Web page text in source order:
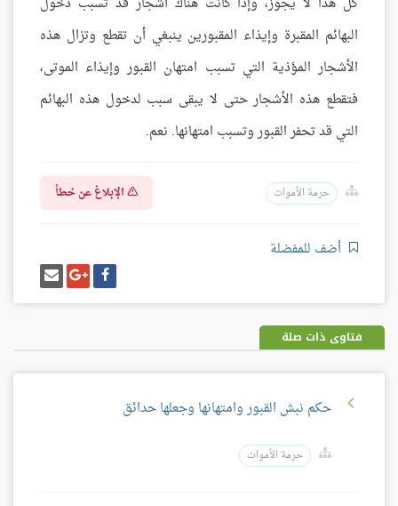
البهائم المقبرة وإيذاء المقبورين ينبغي أن تقطع وتزال هذه
الأشجار المؤذية التي تسبب امتهان القبور وإيذاء الموتى،
فتقطع هذه الأشجار حتى لا يبقى سبب لدخول هذه البهائم
التي قد تحفر القبور وتسبب امتهانها. نعم.
حرمة الأموات الإبلاغ عن خطأ
أضف للمفضلة
شارك
على
فيسبوك
شارك
على
غوغل
بلس
إرسل
إيميل
فتاوى ذات صلة
حكم نبش القبور وامتهانها وجعلها حدائق
حرمة الأموات